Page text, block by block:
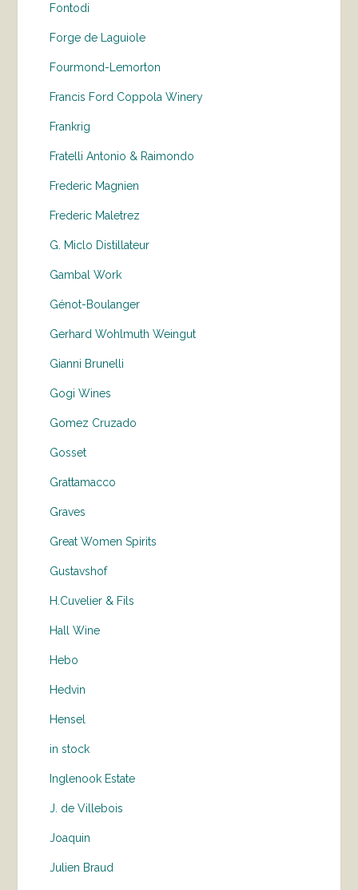
Fontodi
Forge de Laguiole
Fourmond-Lemorton
Francis Ford Coppola Winery
Frankrig
Fratelli Antonio & Raimondo
Frederic Magnien
Frederic Maletrez
G. Miclo Distillateur
Gambal Work
Génot-Boulanger
Gerhard Wohlmuth Weingut
Gianni Brunelli
Gogi Wines
Gomez Cruzado
Gosset
Grattamacco
Graves
Great Women Spirits
Gustavshof
H.Cuvelier & Fils
Hall Wine
Hebo
Hedvin
Hensel
in stock
Inglenook Estate
J. de Villebois
Joaquin
Julien Braud